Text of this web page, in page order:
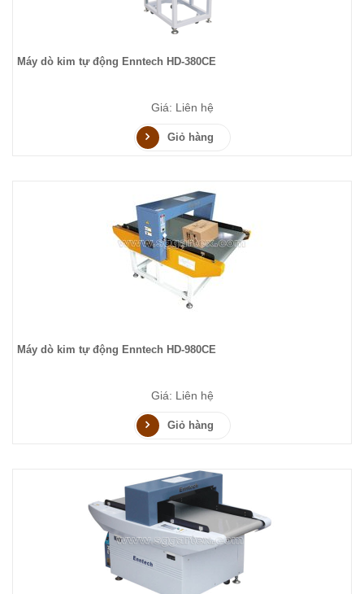
Máy dò kim tự động Enntech HD-380CE
Giá: Liên hệ
Giỏ hàng
Máy dò kim tự động Enntech HD-980CE
Giá: Liên hệ
Giỏ hàng